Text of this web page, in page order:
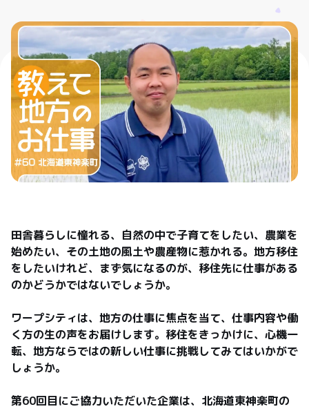
田舎暮らしに憧れる、自然の中で子育てをしたい、農業を
始めたい、その土地の風土や農産物に惹かれる。地方移住
をしたいけれど、まず気になるのが、移住先に仕事がある
のかどうかではないでしょうか。
ワープシティは、地方の仕事に焦点を当て、仕事内容や働
く方の生の声をお届けします。移住をきっかけに、心機一
転、地方ならではの新しい仕事に挑戦してみてはいかがで
しょうか。
第60回目にご協力いただいた企業は、北海道東神楽町の